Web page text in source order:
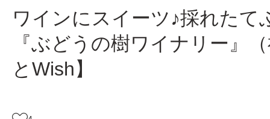
ワインにスイーツ♪採れたて
『ぶどうの樹ワイナリー』
とWish】